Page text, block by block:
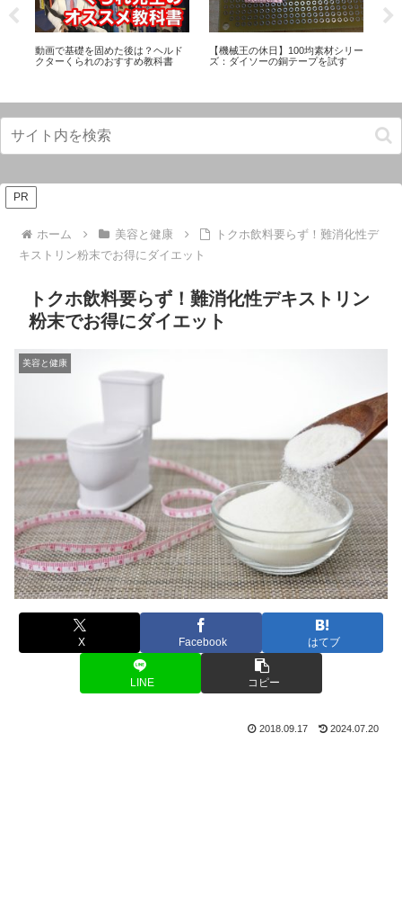
動画で基礎を固めた後は？ヘルド
クターくられのおすすめ教科書
【機械王の休日】100均素材シリー
ズ：ダイソーの銅テープを試す
PR
ホーム 美容と健康
トクホ飲料要らず！難消化性デ
キストリン粉末でお得にダイエット
トクホ飲料要らず！難消化性デキストリン
粉末でお得にダイエット
美容と健康
X Facebook はてブ
LINE コピー
2018.09.17 2024.07.20